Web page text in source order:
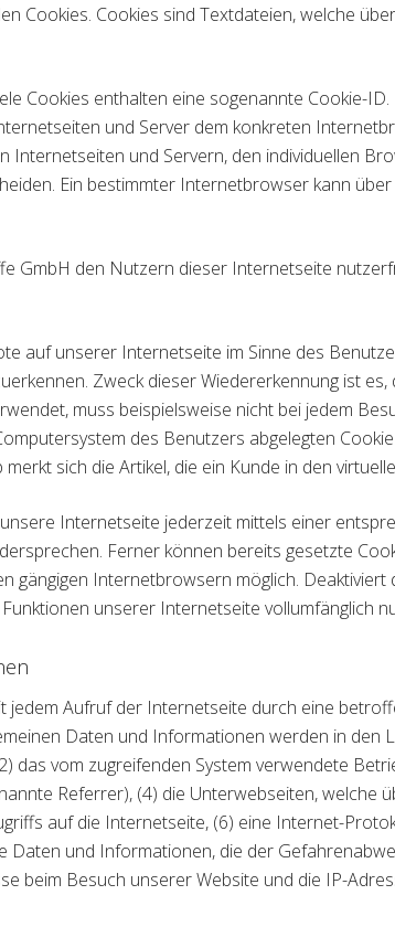
Cookies. Cookies sind Textdateien, welche
Cookies enthalten eine sogenannte Cookie-
und Server dem konkreten
Internetseiten und Servern, den individuellen
Ein bestimmter Internetbrowser kann
GmbH den Nutzern dieser Internetseite
auf unserer Internetseite im Sinne des
Zweck dieser Wiedererkennung ist
muss beispielsweise nicht bei jedem
des Benutzers abgelegten
sich die Artikel, die ein Kunde in den
Internetseite jederzeit mittels einer
Ferner können bereits gesetzte
gängigen Internetbrowsern möglich.
unserer Internetseite vollumfänglich
Aufruf der Internetseite durch eine
Daten und Informationen werden in den
das vom zugreifenden System verwendete
Referrer), (4) die Unterwebseiten, welche
auf die Internetseite, (6) eine Internet-
Daten und Informationen, die der
beim Besuch unserer Website und die IP-